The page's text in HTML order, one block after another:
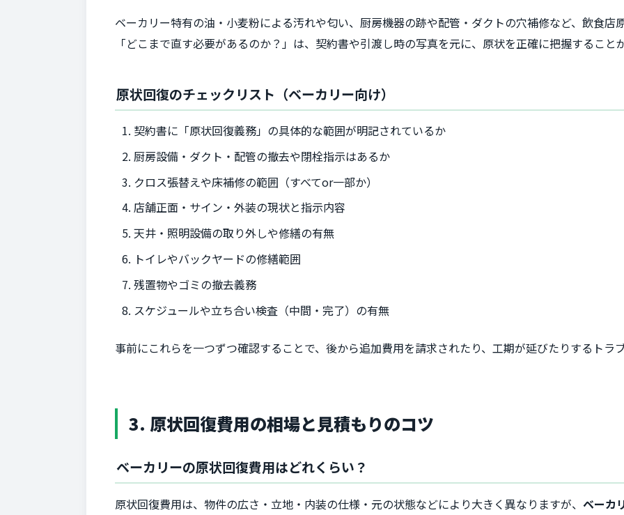
ベーカリー特有の油・小麦粉による汚れや匂い、厨房機器の跡や配管・ダクトの穴補修など、飲食店
「どこまで直す必要があるのか？」は、契約書や引渡し時の写真を元に、原状を正確に把握すること
原状回復のチェックリスト（ベーカリー向け）
契約書に「原状回復義務」の具体的な範囲が明記されているか
厨房設備・ダクト・配管の撤去や閉栓指示はあるか
クロス張替えや床補修の範囲（すべてor一部か）
店舗正面・サイン・外装の現状と指示内容
天井・照明設備の取り外しや修繕の有無
トイレやバックヤードの修繕範囲
残置物やゴミの撤去義務
スケジュールや立ち合い検査（中間・完了）の有無
事前にこれらを一つずつ確認することで、後から追加費用を請求されたり、工期が延びたりするトラ
3. 原状回復費用の相場と見積もりのコツ
ベーカリーの原状回復費用はどれくらい？
原状回復費用は、物件の広さ・立地・内装の仕様・元の状態などにより大きく異なりますが、 ベーカ